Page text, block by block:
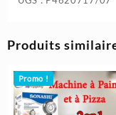
Produits
Promo !